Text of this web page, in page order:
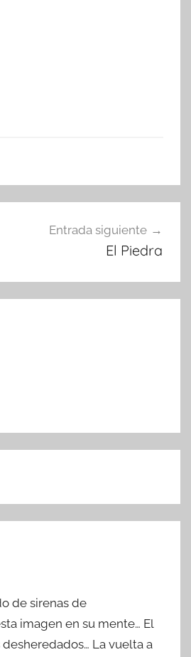
Entrada siguiente
El Piedra
de sirenas de
imagen en su mente… El
La vuelta a